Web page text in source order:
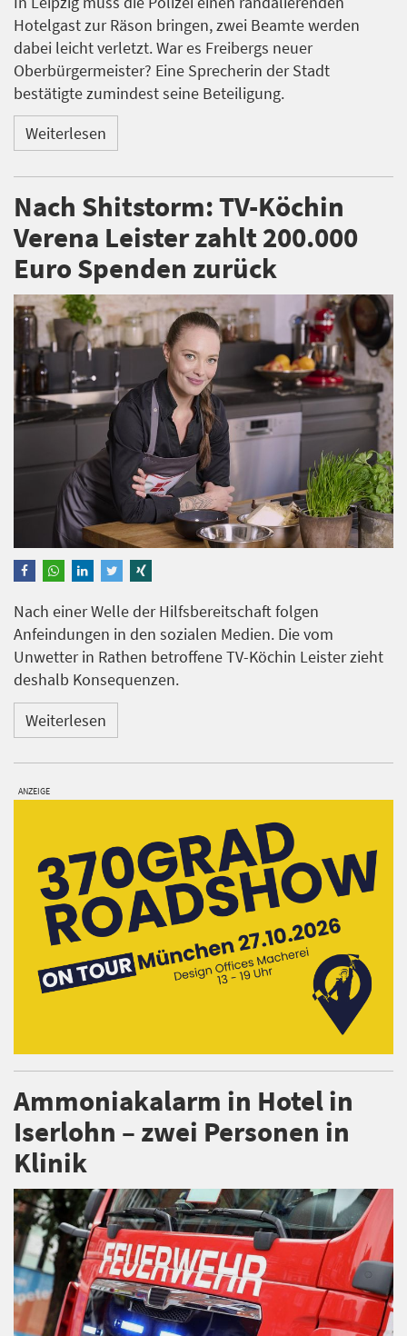
Hotelgast zur Räson bringen, zwei Beamte werden
dabei leicht verletzt. War es Freibergs neuer
Oberbürgermeister? Eine Sprecherin der Stadt
bestätigte zumindest seine Beteiligung.
Weiterlesen
Nach Shitstorm: TV-Köchin
Verena Leister zahlt 200.000
Euro Spenden zurück
Nach einer Welle der Hilfsbereitschaft folgen
Anfeindungen in den sozialen Medien. Die vom
Unwetter in Rathen betroffene TV-Köchin Leister zieht
deshalb Konsequenzen.
Weiterlesen
ANZEIGE
Ammoniakalarm in Hotel in
Iserlohn – zwei Personen in
Klinik